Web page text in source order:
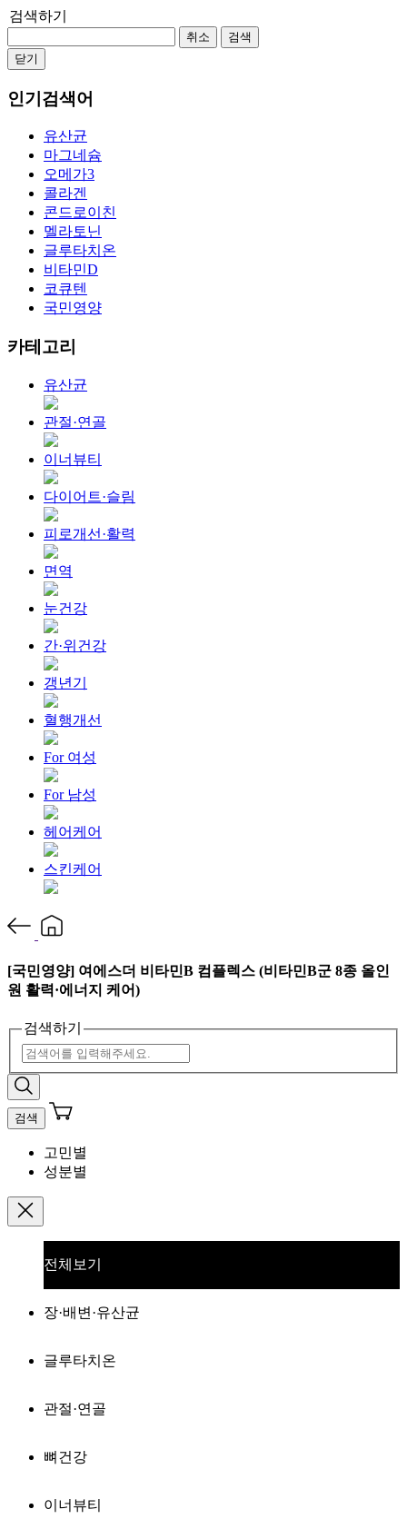
검색하기
취소
검색
닫기
인기검색어
유산균
마그네슘
오메가3
콜라겐
콘드로이친
멜라토닌
글루타치온
비타민D
코큐텐
국민영양
카테고리
유산균
관절·연골
이너뷰티
다이어트·슬림
피로개선·활력
면역
눈건강
간·위건강
갱년기
혈행개선
For 여성
For 남성
헤어케어
스킨케어
[국민영양] 여에스더 비타민B 컴플렉스 (비타민B군 8종 올인
원 활력·에너지 케어)
검색하기
검색
고민별
성분별
전체보기
장·배변·유산균
글루타치온
관절·연골
뼈건강
이너뷰티